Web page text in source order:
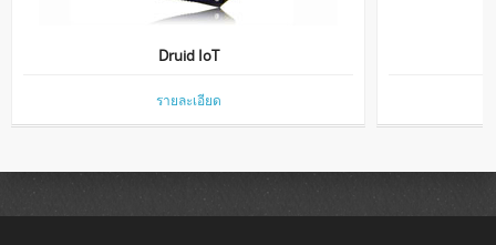
Druid IoT
รายละเอียด